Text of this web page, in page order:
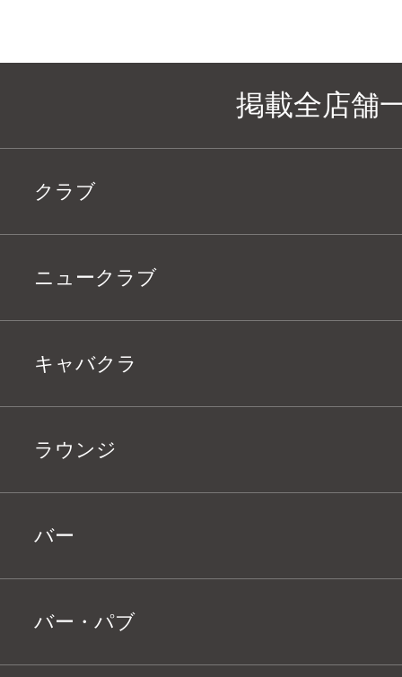
掲載全店舗
クラブ
ニュークラブ
キャバクラ
ラウンジ
バー
バー・パブ